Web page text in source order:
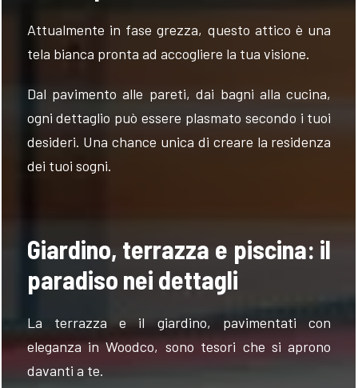
Attualmente in fase grezza, questo attico è una
tela bianca pronta ad accogliere la tua visione.
Dal pavimento alle pareti, dai bagni alla cucina,
ogni dettaglio può essere plasmato secondo i tuoi
desideri. Una chance unica di creare la residenza
dei tuoi sogni.
Giardino, terrazza e piscina: il
paradiso nei dettagli
La terrazza e il giardino, pavimentati con
eleganza in Woodco, sono tesori che si aprono
davanti a te.